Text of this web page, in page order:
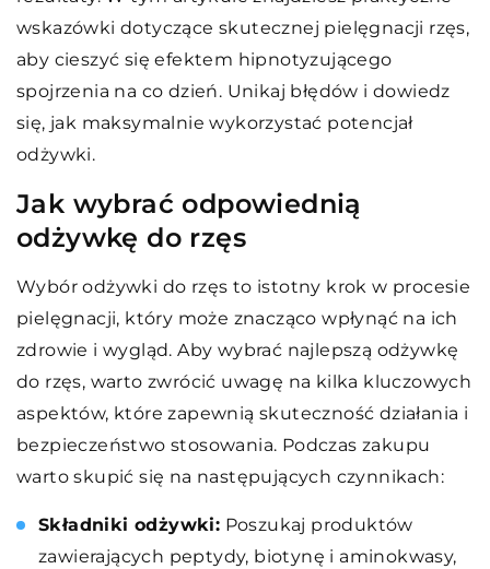
wskazówki dotyczące skutecznej pielęgnacji rzęs,
aby cieszyć się efektem hipnotyzującego
spojrzenia na co dzień. Unikaj błędów i dowiedz
się, jak maksymalnie wykorzystać potencjał
odżywki.
Jak wybrać odpowiednią
odżywkę do rzęs
Wybór odżywki do rzęs to istotny krok w procesie
pielęgnacji, który może znacząco wpłynąć na ich
zdrowie i wygląd. Aby wybrać najlepszą odżywkę
do rzęs, warto zwrócić uwagę na kilka kluczowych
aspektów, które zapewnią skuteczność działania i
bezpieczeństwo stosowania. Podczas zakupu
warto skupić się na następujących czynnikach:
Składniki odżywki: Poszukaj produktów
zawierających peptydy, biotynę i aminokwasy,